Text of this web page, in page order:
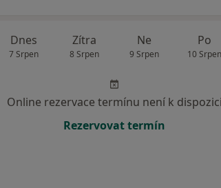
Dnes
7 Srpen
Zítra
8 Srpen
Ne
9 Srpen
Po
10 Srpen
Online rezervace termínu není k dispozici
Rezervovat termín